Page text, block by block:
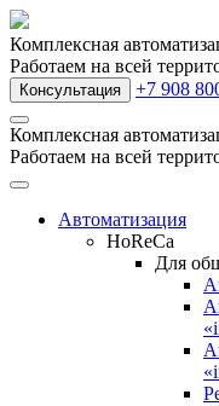
Комплексная
Работаем на всей
Консультация +7 908
Комплексная
Работаем на всей
Автоматизация
HoReCa
Для